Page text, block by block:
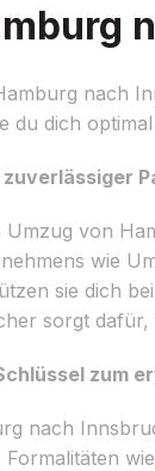
nach
du dich
Umzug von
wie
sie dich
sorgt
zum
nach